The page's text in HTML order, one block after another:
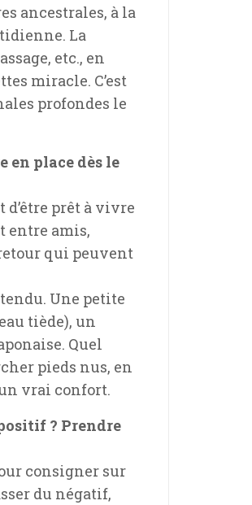
ancestrales, à la
La
etc., en
miracle. C’est
profondes le
en place dès le
prêt à vivre
entre amis,
qui peuvent
Une petite
tiède), un
Quel
pieds nus, en
vrai confort.
? Prendre
consigner sur
du négatif,